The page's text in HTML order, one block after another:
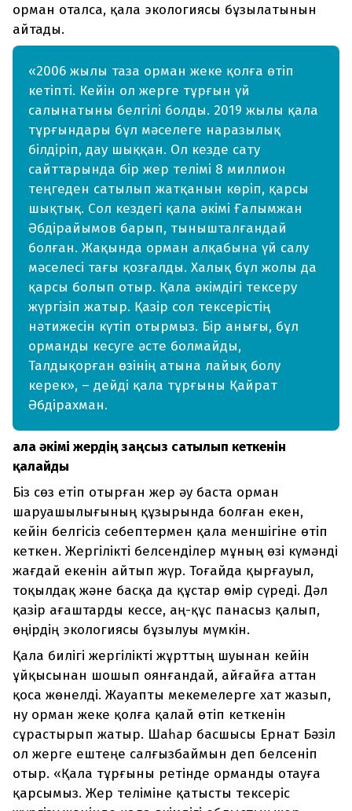
орман оталса, қала экологиясы бұзылатынын
айтады.
«2006 жылы таза орман жеке қолға өтіп
кетіпті. Кейін ол жерге тұрғын үй
салынатыны белгілі болды. 2019 жылы қала
тұрғындары бұл мәселеге наразылық
білдіріп, дау шыққан. Ол кезде сату
сайттарында бір жер телімі 8 миллион
теңгеден сатылып жатқанын көріп, қарсы
шықтық. Сол кездегі қала әкімі Ғалымжан
Әбдірайымов барып, тынышталғандай
болған. Жақында орман алқабына үй салу
мәселесі тағы қозғалды. Халық бұл жолы да
қарсы болып отыр. Қала әкімдігі тексеру
жүргізіп жатыр. Қазір сол тексерістің
нәтижесін күтіп отырмыз. Бір анығы, бұл
орманды кесуге әсте болмайды,
Талдықорған өзінің атына лайық болу
керек», – дейді қала тұрғыны Қайрат
Әбдірахман.
Қала әкімі жердің заңсыз сатылып кеткенін
қалайды
Біз сөз етіп отырған жер әу баста орман
шаруашылығының құзырында болған екен,
кейін белгісіз себептермен қала меншігіне өтіп
кеткен. Жергілікті белсенділер мұның өзі күмәнді
жағдай екенін айтып жүр. Тоғайда қырғауыл,
тоқылдақ және басқа да құстар өмір сүреді. Дәл
қазір ағаштарды кессе, аң-құс панасыз қалып,
өңірдің экологиясы бұзылуы мүмкін.
Қала билігі жергілікті жұрттың шуынан кейін
ұйқысынан шошып оянғандай, айғайға аттан
қоса жөнелді. Жауапты мекемелерге хат жазып,
ну орман жеке қолға қалай өтіп кеткенін
сұрастырып жатыр. Шаһар басшысы Ернат Бәзіл
ол жерге ештеңе салғызбаймын деп белсеніп
отыр. «Қала тұрғыны ретінде орманды отауға
қарсымыз. Жер теліміне қатысты тексеріс